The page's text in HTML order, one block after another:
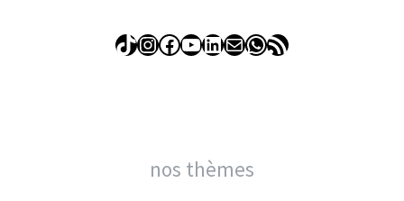
TikTok
Instagram
Facebook
YouTube
LinkedIn
E-mailWhatsApp
Flux RSS
nos thèmes